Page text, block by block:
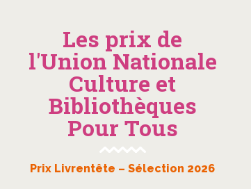
Les prix de
l'Union Nationale
Culture et
Bibliothèques
Pour Tous
Prix Livrentête – Sélection 2026